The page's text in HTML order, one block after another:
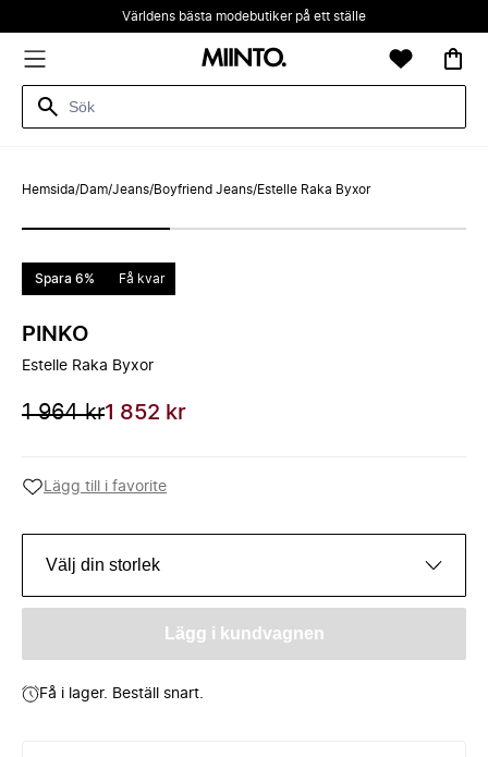
Världens bästa modebutiker på ett ställe
Hemsida/Dam/Jeans/Boyfriend Jeans/Estelle Raka Byxor
Spara 6% Få kvar
PINKO
Estelle Raka Byxor
1 964 kr1 852 kr
Lägg till i favorite
Välj din storlek
Lägg i kundvagnen
Få i lager. Beställ snart.